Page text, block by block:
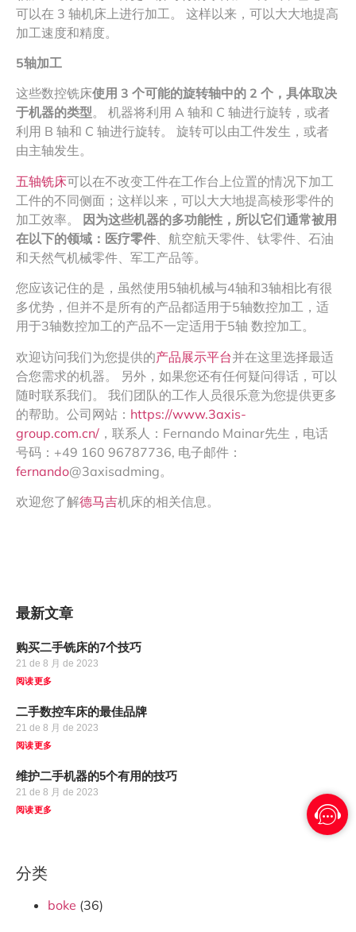
可以在 3 轴机床上进行加工。 这样以来，可以大大地提高
加工速度和精度。
5轴加工
这些数控铣床使用 3 个可能的旋转轴中的 2 个，具体取决
于机器的类型。 机器将利用 A 轴和 C 轴进行旋转，或者
利用 B 轴和 C 轴进行旋转。 旋转可以由工件发生，或者
由主轴发生。
五轴铣床可以在不改变工件在工作台上位置的情况下加工
工件的不同侧面；这样以来，可以大大地提高棱形零件的
加工效率。
因为这些机器的多功能性，所以它们通常被用
在以下的领域：医疗零件 、航空航天零件、钛零件、石油
和天然气机械零件、军工产品等。
您应该记住的是，虽然使用5轴机械与4轴和3轴相比有很
多优势，但并不是所有的产品都适用于5轴数控加工，适
用于3轴数控加工的产品不一定适用于5轴 数控加工。
欢迎访问我们为您提供的产品展示平台并在这里选择最适
合您需求的机器。 另外，如果您还有任何疑问得话，可以
随时联系我们。 我们团队的工作人员很乐意为您提供更多
的帮助。公司网站： https://www.3axis-
group.com.cn/ ，联系人：Fernando Mainar先生，电话
号码：+49 160 96787736, 电子邮件：
fernando@3axisadming。
欢迎您了解德马吉机床的相关信息。
最新文章
购买二手铣床的7个技巧
21 de 8 月 de 2023
阅读更多
二手数控车床的最佳品牌
21 de 8 月 de 2023
阅读更多
维护二手机器的5个有用的技巧
21 de 8 月 de 2023
阅读更多
分类
boke (36)